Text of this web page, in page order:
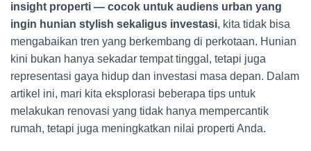
insight properti — cocok untuk audiens urban yang
ingin hunian stylish sekaligus investasi, kita tidak bisa
mengabaikan tren yang berkembang di perkotaan. Hunian
kini bukan hanya sekadar tempat tinggal, tetapi juga
representasi gaya hidup dan investasi masa depan. Dalam
artikel ini, mari kita eksplorasi beberapa tips untuk
melakukan renovasi yang tidak hanya mempercantik
rumah, tetapi juga meningkatkan nilai properti Anda.